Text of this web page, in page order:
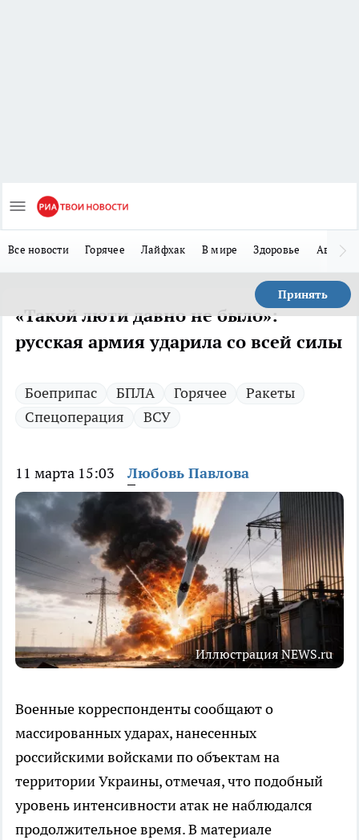
Все новости Горячее Лайфхак В мире Здоровье Авто
Принять
«Такой люти давно не было»:
русская армия ударила со всей силы
Боеприпас БПЛА Горячее
Ракеты
Спецоперация
ВСУ
11 марта 15:03 Любовь Павлова
Иллюстрация NEWS.ru
Военные корреспонденты сообщают о
массированных ударах, нанесенных
российскими войсками по объектам на
территории Украины, отмечая, что подобный
уровень интенсивности атак не наблюдался
продолжительное время. В материале